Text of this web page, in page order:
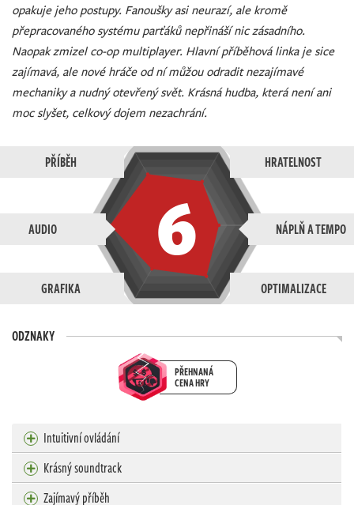
opakuje jeho postupy. Fanoušky asi neurazí, ale kromě
přepracovaného systému parťáků nepřináší nic zásadního.
Naopak zmizel co-op multiplayer. Hlavní příběhová linka je sice
zajímavá, ale nové hráče od ní můžou odradit nezajímavé
mechaniky a nudný otevřený svět. Krásná hudba, která není ani
moc slyšet, celkový dojem nezachrání.
6
PŘÍBĚH HRATELNOST
NÁPLŇ A TEMPO
OPTIMALIZACE
GRAFIKA
AUDIO
ODZNAKY
PŘEHNANÁ
CENA HRY
Intuitivní ovládání
Krásný soundtrack
Zajímavý příběh